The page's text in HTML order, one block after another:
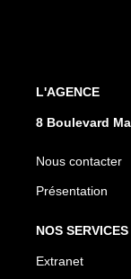
L'AGENCE
8 Boulevard
Nous contacter
Présentation
NOS SERVICES
Extranet